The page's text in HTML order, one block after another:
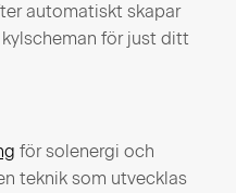
automatiskt skapar
för just ditt
för solenergi och
teknik som utvecklas